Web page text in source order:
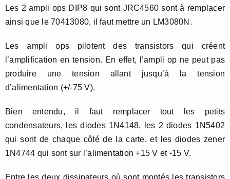
Les 2 ampli ops DIP8 qui sont JRC4560 sont à remplacer
ainsi que le 70413080, il faut mettre un LM3080N.
Les ampli ops pilotent des transistors qui créent
l’amplification en tension. En effet, l’ampli op ne peut pas
produire une tension allant jusqu’à la tension
d’alimentation (+/-75 V).
Bien entendu, il faut remplacer tout les petits
condensateurs, les diodes 1N4148, les 2 diodes 1N5402
qui sont de chaque côté de la carte, et les diodes zener
1N4744 qui sont sur l’alimentation +15 V et -15 V.
Entre les deux dissipateurs où sont montés les transistors